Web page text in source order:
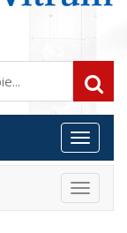
Toggle
Toggle